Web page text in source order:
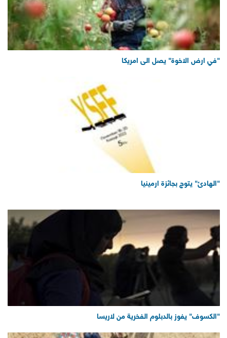
"في ارض الاخوة" يصل الى امريكا
"الهادئ" يتوج بجائزة ارمينيا
"الكسوف" يفوز بالدبلوم الفخرية من لاريسا